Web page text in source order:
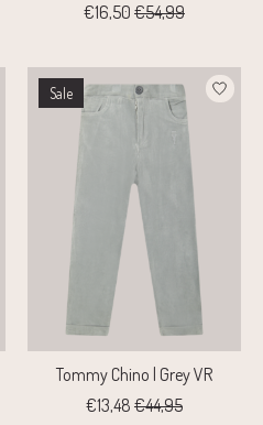
€16,50 €54,99
Sale
Tommy Chino | Grey VR
€13,48 €44,95